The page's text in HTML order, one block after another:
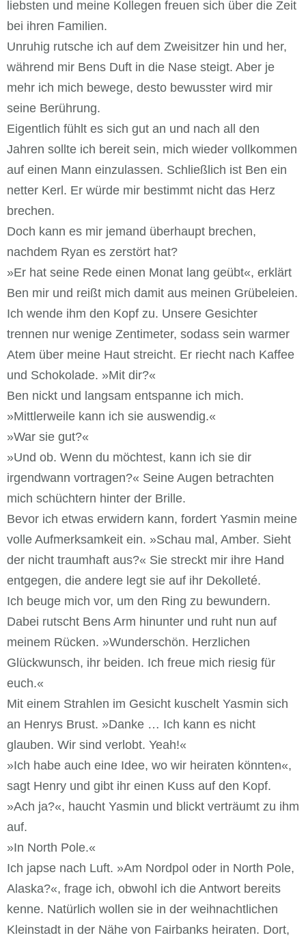
liebsten und meine Kollegen freuen sich über die Zeit
bei ihren Familien.
Unruhig rutsche ich auf dem Zweisitzer hin und her,
während mir Bens Duft in die Nase steigt. Aber je
mehr ich mich bewege, desto bewusster wird mir
seine Berührung.
Eigentlich fühlt es sich gut an und nach all den
Jahren sollte ich bereit sein, mich wieder vollkommen
auf einen Mann einzulassen. Schließlich ist Ben ein
netter Kerl. Er würde mir bestimmt nicht das Herz
brechen.
Doch kann es mir jemand überhaupt brechen,
nachdem Ryan es zerstört hat?
»Er hat seine Rede einen Monat lang geübt«, erklärt
Ben mir und reißt mich damit aus meinen Grübeleien.
Ich wende ihm den Kopf zu. Unsere Gesichter
trennen nur wenige Zentimeter, sodass sein warmer
Atem über meine Haut streicht. Er riecht nach Kaffee
und Schokolade. »Mit dir?«
Ben nickt und langsam entspanne ich mich.
»Mittlerweile kann ich sie auswendig.«
»War sie gut?«
»Und ob. Wenn du möchtest, kann ich sie dir
irgendwann vortragen?« Seine Augen betrachten
mich schüchtern hinter der Brille.
Bevor ich etwas erwidern kann, fordert Yasmin meine
volle Aufmerksamkeit ein. »Schau mal, Amber. Sieht
der nicht traumhaft aus?« Sie streckt mir ihre Hand
entgegen, die andere legt sie auf ihr Dekolleté.
Ich beuge mich vor, um den Ring zu bewundern.
Dabei rutscht Bens Arm hinunter und ruht nun auf
meinem Rücken. »Wunderschön. Herzlichen
Glückwunsch, ihr beiden. Ich freue mich riesig für
euch.«
Mit einem Strahlen im Gesicht kuschelt Yasmin sich
an Henrys Brust. »Danke … Ich kann es nicht
glauben. Wir sind verlobt. Yeah!«
»Ich habe auch eine Idee, wo wir heiraten könnten«,
sagt Henry und gibt ihr einen Kuss auf den Kopf.
»Ach ja?«, haucht Yasmin und blickt verträumt zu ihm
auf.
»In North Pole.«
Ich japse nach Luft. »Am Nordpol oder in North Pole,
Alaska?«, frage ich, obwohl ich die Antwort bereits
kenne. Natürlich wollen sie in der weihnachtlichen
Kleinstadt in der Nähe von Fairbanks heiraten. Dort,